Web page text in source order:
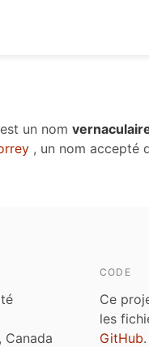
est un nom
, un nom accepté
Canada
CODE
Ce
les
GitHub.